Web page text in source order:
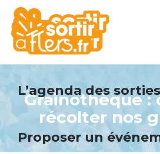
L’agenda des sorties
Proposer un
Grainothèque :
récolter nos
Panneau de gestion des cookies